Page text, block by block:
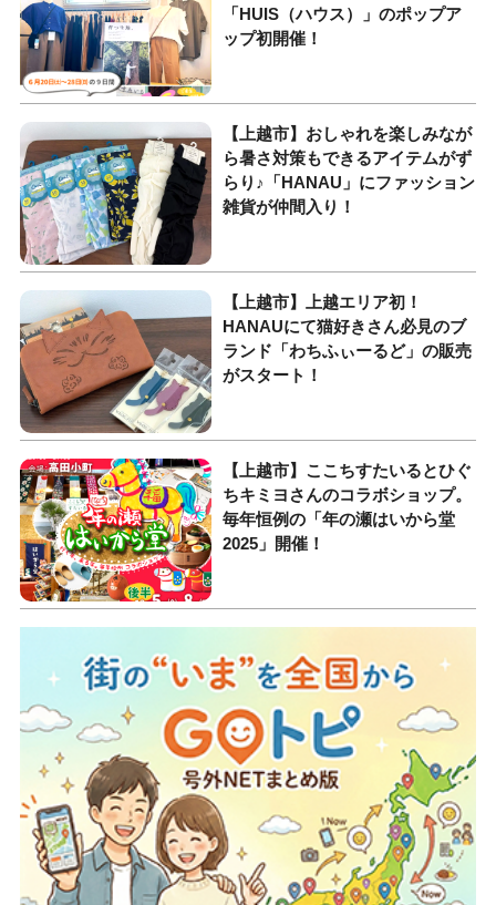
「HUIS（ハウス）」のポップア
ップ初開催！
【上越市】おしゃれを楽しみなが
ら暑さ対策もできるアイテムがず
らり♪「HANAU」にファッション
雑貨が仲間入り！
【上越市】上越エリア初！
HANAUにて猫好きさん必見のブ
ランド「わちふぃーるど」の販売
がスタート！
【上越市】ここちすたいるとひぐ
ちキミヨさんのコラボショップ。
毎年恒例の「年の瀬はいから堂
2025」開催！